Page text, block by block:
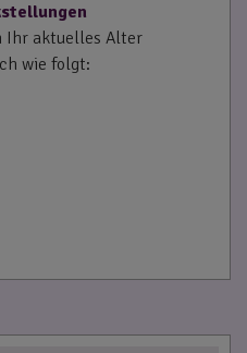
Ihr aktuelles Alter
wie folgt: